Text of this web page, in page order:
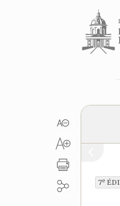
Aller
7e